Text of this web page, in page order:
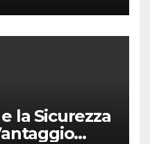
la Sicurezza